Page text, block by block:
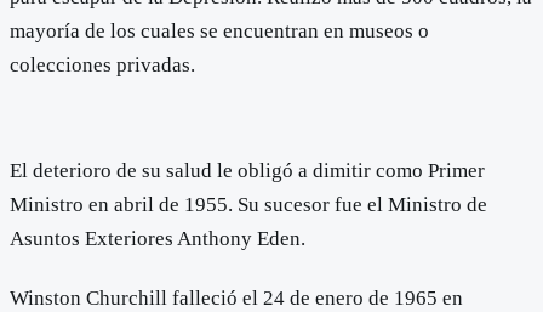
mayoría de los cuales se encuentran en museos o
colecciones privadas.
El deterioro de su salud le obligó a dimitir como Primer
Ministro en abril de 1955. Su sucesor fue el Ministro de
Asuntos Exteriores Anthony Eden.
Winston Churchill falleció el 24 de enero de 1965 en